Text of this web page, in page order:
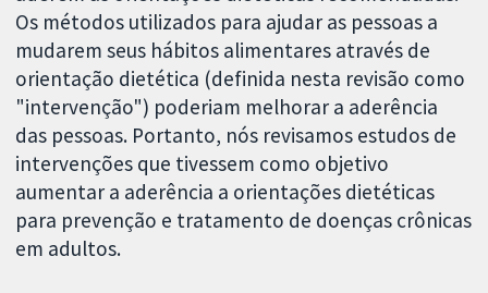
Os métodos utilizados para ajudar as pessoas a
mudarem seus hábitos alimentares através de
orientação dietética (definida nesta revisão como
"intervenção") poderiam melhorar a aderência
das pessoas. Portanto, nós revisamos estudos de
intervenções que tivessem como objetivo
aumentar a aderência a orientações dietéticas
para prevenção e tratamento de doenças crônicas
em adultos.